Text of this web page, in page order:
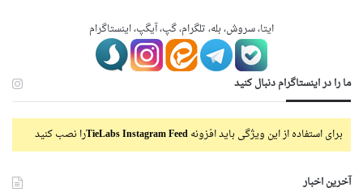
ایتا، سروش، بله، تلگرام، گپ، آیگپ، اینستاگرام
ما را در اینستاگرام دنبال کنید
برای استفاده از این ویژگی باید افزونهTieLabs Instagram Feedرا نصب کنید
آخرین اخبار